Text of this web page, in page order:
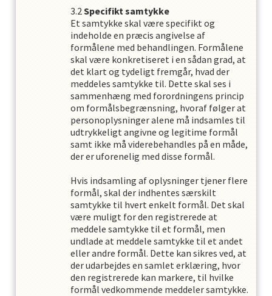
Specifikt samtykke
Et samtykke skal være specifikt og
indeholde en præcis angivelse af
formålene med behandlingen. Formålene
skal være konkretiseret i en sådan grad, at
det klart og tydeligt fremgår, hvad der
meddeles samtykke til. Dette skal ses i
sammenhæng med forordningens princip
om formålsbegrænsning, hvoraf følger at
personoplysninger alene må indsamles til
udtrykkeligt angivne og legitime formål
samt ikke må viderebehandles på en måde,
der er uforenelig med disse formål.
Hvis indsamling af oplysninger tjener flere
formål, skal der indhentes særskilt
samtykke til hvert enkelt formål. Det skal
være muligt for den registrerede at
meddele samtykke til et formål, men
undlade at meddele samtykke til et andet
eller andre formål. Dette kan sikres ved, at
der udarbejdes en samlet erklæring, hvor
den registrerede kan markere, til hvilke
formål vedkommende meddeler samtykke.